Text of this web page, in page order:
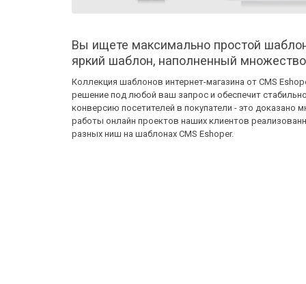
Вы ищете максимально простой
яркий шаблон, наполненный
Коллекция шаблонов интернет-магазина от CMS
решение под любой ваш запрос и обеспечит
конверсию посетителей в покупатели - это доказано
работы онлайн проектов наших клиентов
разных ниш на шаблонах CMS Eshoper.